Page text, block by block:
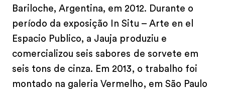
Bariloche, Argentina, em 2012. Durante o
período da exposição In Situ – Arte en el
Espacio Publico, a Jauja produziu e
comercializou seis sabores de sorvete em
seis tons de cinza. Em 2013, o trabalho foi
montado na galeria Vermelho, em São Paulo